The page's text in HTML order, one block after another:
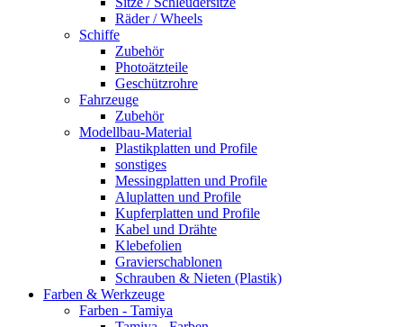
Räder / Wheels
Schiffe
Zubehör
Photoätzteile
Geschützrohre
Fahrzeuge
Zubehör
Modellbau-Material
Plastikplatten und Profile
sonstiges
Messingplatten und Profile
Aluplatten und Profile
Kupferplatten und Profile
Kabel und Drähte
Klebefolien
Gravierschablonen
Schrauben & Nieten (Plastik)
Farben & Werkzeuge
Farben - Tamiya